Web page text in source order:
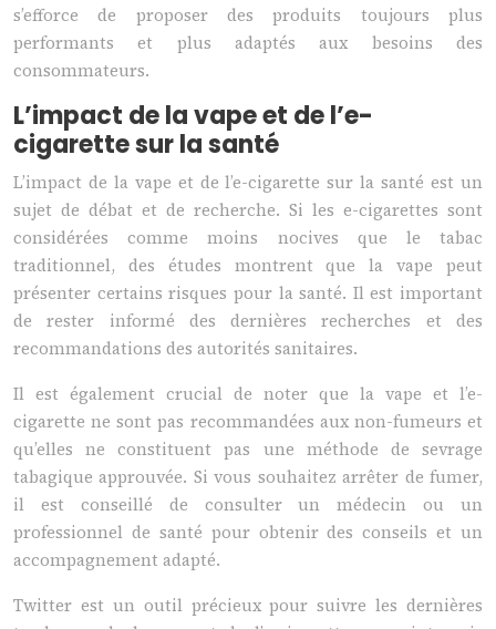
s’efforce de proposer des produits toujours plus
performants et plus adaptés aux besoins des
consommateurs.
L’impact de la vape et de l’e-
cigarette sur la santé
L’impact de la vape et de l’e-cigarette sur la santé est un
sujet de débat et de recherche. Si les e-cigarettes sont
considérées comme moins nocives que le tabac
traditionnel, des études montrent que la vape peut
présenter certains risques pour la santé. Il est important
de rester informé des dernières recherches et des
recommandations des autorités sanitaires.
Il est également crucial de noter que la vape et l’e-
cigarette ne sont pas recommandées aux non-fumeurs et
qu’elles ne constituent pas une méthode de sevrage
tabagique approuvée. Si vous souhaitez arrêter de fumer,
il est conseillé de consulter un médecin ou un
professionnel de santé pour obtenir des conseils et un
accompagnement adapté.
Twitter est un outil précieux pour suivre les dernières